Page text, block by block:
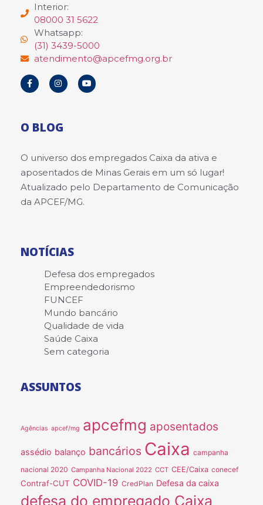
Interior:
08000 31 5622
Whatsapp:
(31) 3439-5000
atendimento@apcefmg.org.br
O BLOG
O universo dos empregados Caixa da ativa e
aposentados de Minas Gerais em um só lugar!
Atualizado pelo Departamento de Comunicação
da APCEF/MG.
NOTÍCIAS
Defesa dos empregados
Empreendedorismo
FUNCEF
Mundo bancário
Qualidade de vida
Saúde Caixa
Sem categoria
ASSUNTOS
Agências apcef/mg apcefmg aposentados
assédio balanço bancários Caixa campanha
nacional 2020 Campanha Nacional 2022 CCT CEE/Caixa conecef
Contraf-CUT COVID-19 CredPlan Defesa da caixa
defesa do empregado Caixa